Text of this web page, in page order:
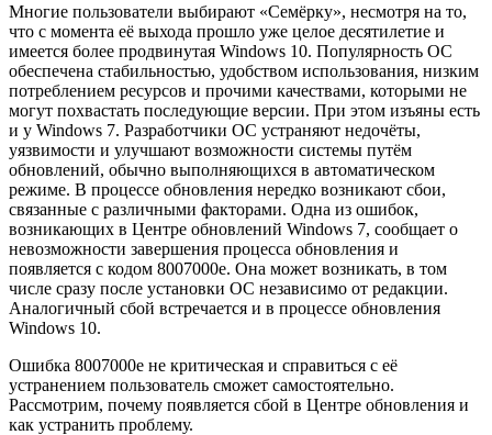
Многие пользователи выбирают «Семёрку», несмотря на то,
что с момента её выхода прошло уже целое десятилетие и
имеется более продвинутая Windows 10. Популярность ОС
обеспечена стабильностью, удобством использования, низким
потреблением ресурсов и прочими качествами, которыми не
могут похвастать последующие версии. При этом изъяны есть
и у Windows 7. Разработчики ОС устраняют недочёты,
уязвимости и улучшают возможности системы путём
обновлений, обычно выполняющихся в автоматическом
режиме. В процессе обновления нередко возникают сбои,
связанные с различными факторами. Одна из ошибок,
возникающих в Центре обновлений Windows 7, сообщает о
невозможности завершения процесса обновления и
появляется с кодом 8007000e. Она может возникать, в том
числе сразу после установки ОС независимо от редакции.
Аналогичный сбой встречается и в процессе обновления
Windows 10.
Ошибка 8007000e не критическая и справиться с её
устранением пользователь сможет самостоятельно.
Рассмотрим, почему появляется сбой в Центре обновления и
как устранить проблему.